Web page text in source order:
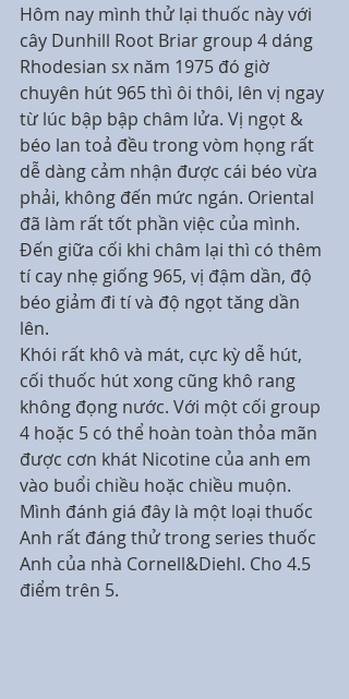
Hôm nay mình thử lại thuốc này với
cây Dunhill Root Briar group 4 dáng
Rhodesian sx năm 1975 đó giờ
chuyên hút 965 thì ôi thôi, lên vị ngay
từ lúc bập bập châm lửa. Vị ngọt &
béo lan toả đều trong vòm họng rất
dễ dàng cảm nhận được cái béo vừa
phải, không đến mức ngán. Oriental
đã làm rất tốt phần việc của mình.
Đến giữa cối khi châm lại thì có thêm
tí cay nhẹ giống 965, vị đậm dần, độ
béo giảm đi tí và độ ngọt tăng dần
lên.
Khói rất khô và mát, cực kỳ dễ hút,
cối thuốc hút xong cũng khô rang
không đọng nước. Với một cối group
4 hoặc 5 có thể hoàn toàn thỏa mãn
được cơn khát Nicotine của anh em
vào buổi chiều hoặc chiều muộn.
Mình đánh giá đây là một loại thuốc
Anh rất đáng thử trong series thuốc
Anh của nhà Cornell&Diehl. Cho 4.5
điểm trên 5.